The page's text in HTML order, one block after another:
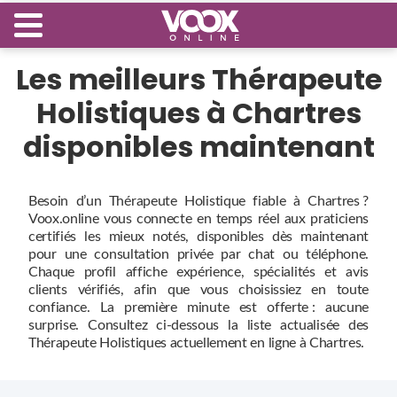
Les meilleurs Thérapeute
Holistiques à Chartres
disponibles maintenant
Besoin d’un Thérapeute Holistique fiable à Chartres ?
Voox.online vous connecte en temps réel aux praticiens
certifiés les mieux notés, disponibles dès maintenant
pour une consultation privée par chat ou téléphone.
Chaque profil affiche expérience, spécialités et avis
clients vérifiés, afin que vous choisissiez en toute
confiance. La première minute est offerte : aucune
surprise. Consultez ci‑dessous la liste actualisée des
Thérapeute Holistiques actuellement en ligne à Chartres.